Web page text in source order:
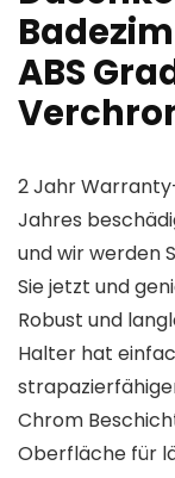
ABS
2 Jahr
Jahres
und wir werden
Sie jetzt und
Robust und
Halter hat
Chrom
Oberfläche für